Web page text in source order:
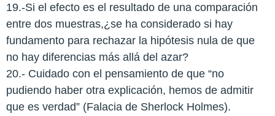
19.-Si el efecto es el resultado de una comparación
entre dos muestras,¿se ha considerado si hay
fundamento para rechazar la hipótesis nula de que
no hay diferencias más allá del azar?
20.- Cuidado con el pensamiento de que “no
pudiendo haber otra explicación, hemos de admitir
que es verdad” (Falacia de Sherlock Holmes).